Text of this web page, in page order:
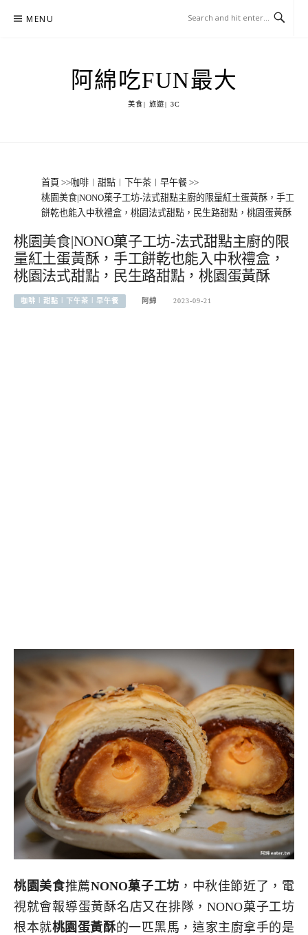
MENU
阿綿吃FUN最大
美食| 旅遊| 3C
首頁 >>咖啡︱甜點︱下午茶︱早午餐 >>
桃園美食|NONO菓子工坊-法式甜點主廚的限量紅土蛋黃酥，手工
餅乾也能入中秋禮盒，桃園法式甜點，民生路甜點，桃園蛋黃酥
桃園美食|NONO菓子工坊-法式甜點主廚的限
量紅土蛋黃酥，手工餅乾也能入中秋禮盒，
桃園法式甜點，民生路甜點，桃園蛋黃酥
咖啡︱甜點︱下午茶︱早午餐 阿綿 2023-09-21
桃園美食推薦NONO菓子工坊 ，中秋佳節近了，電
視就會報導蛋黃酥名店又在排隊，NONO菓子工坊
根本就桃園蛋黃酥的一匹黑馬，這家主廚拿手的是